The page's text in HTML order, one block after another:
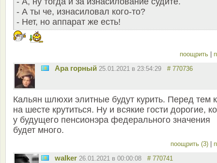
- А ты че, изнасиловал кого-то?
- Нет, но аппарат же есть!
поощрить
Ара горный 25.01.2021 в 23:54:29 # 770736
Кальян шлюхи элитные будут курить. Перед тем
на шесте крутиться. Ну и всякие гости дорогие,
у будущего пенсионэра федерального значения
будет много.
поощрить (3)
walker 26.01.2021 в 00:00:08 # 770741